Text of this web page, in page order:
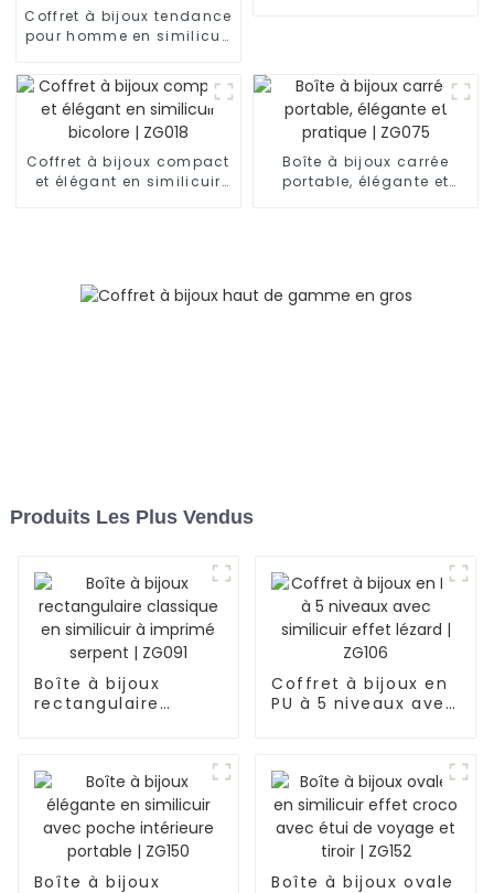
Coffret à bijoux tendance
pour homme en similicuir
emplacements pour
montres et clé | BG053
Coffret à bijoux compact
et élégant en similicuir
Boîte à bijoux carrée
portable, élégante et
Produits Les Plus Vendus
Boîte à bijoux
rectangulaire
Coffret à bijoux en
PU à 5 niveaux avec
Boîte à bijoux
Boîte à bijoux ovale